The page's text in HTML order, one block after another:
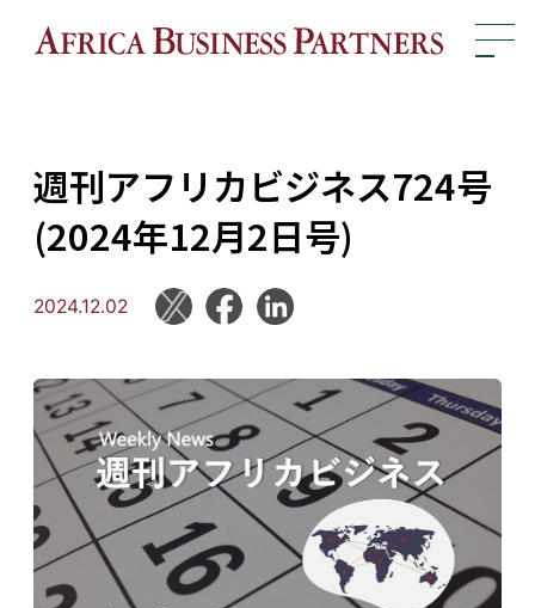
週刊アフリカビジネス724号
(2024年12月2日号)
2024.12.02